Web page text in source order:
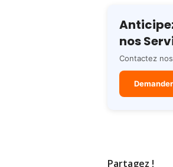
nos
Contactez
Partagez !